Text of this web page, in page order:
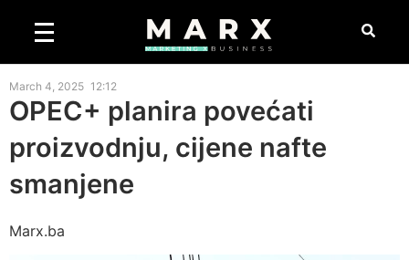
March 4, 2025 12:12
OPEC+ planira povećati
proizvodnju, cijene nafte
smanjene
Marx.ba